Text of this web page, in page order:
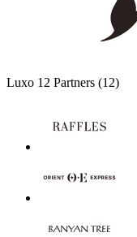
Luxo 12 Partners (12)